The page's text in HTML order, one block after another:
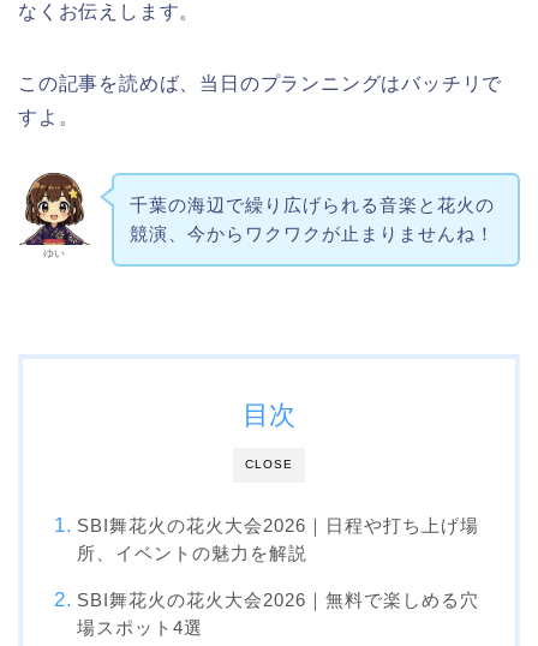
なくお伝えします。
この記事を読めば、当日のプランニングはバッチリで
すよ。
ゆい
千葉の海辺で繰り広げられる音楽と花火の
競演、今からワクワクが止まりませんね！
CLOSE
目次
SBI舞花火の花火大会2026｜日程や打ち上げ場
所、イベントの魅力を解説
SBI舞花火の花火大会2026｜無料で楽しめる穴
場スポット4選